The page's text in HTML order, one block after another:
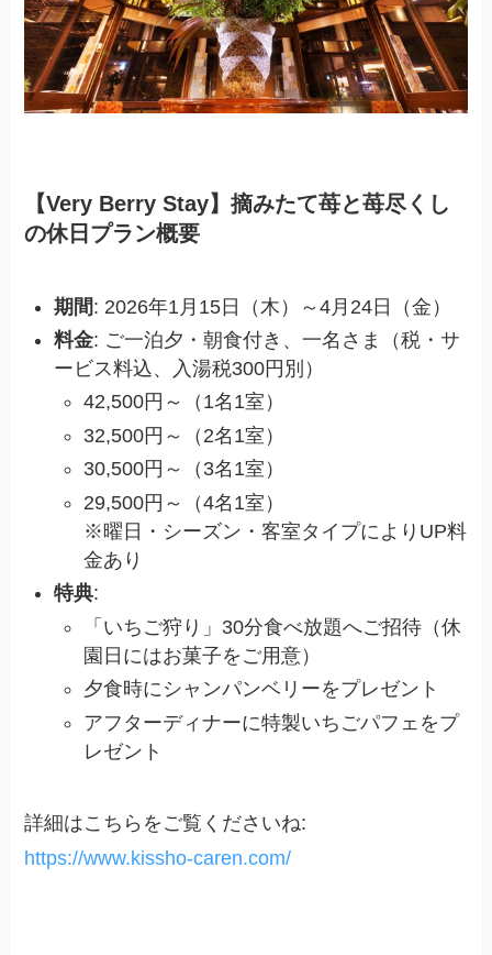
【Very Berry Stay】摘みたて苺と苺尽くし
の休日プラン概要
期間: 2026年1月15日（木）～4月24日（金）
料金: ご一泊夕・朝食付き、一名さま（税・サ
ービス料込、入湯税300円別）
42,500円～（1名1室）
32,500円～（2名1室）
30,500円～（3名1室）
29,500円～（4名1室）
※曜日・シーズン・客室タイプによりUP料
金あり
特典:
「いちご狩り」30分食べ放題へご招待（休
園日にはお菓子をご用意）
夕食時にシャンパンベリーをプレゼント
アフターディナーに特製いちごパフェをプ
レゼント
詳細はこちらをご覧くださいね:
https://www.kissho-caren.com/